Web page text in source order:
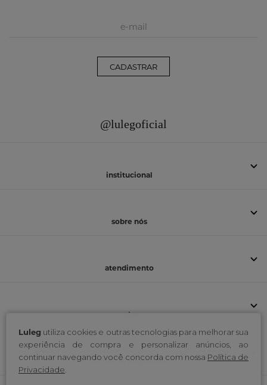
Luleg utiliza cookies e outras tecnologias para melhorar sua
experiência de compra e personalizar anúncios, ao
continuar navegando você concorda com nossa Política de
Privacidade
CADASTRAR
@lulegoficial
institucional
sobre nós
atendimento
selos
formas de pagamento